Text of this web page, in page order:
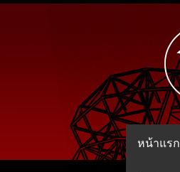
หน้าแรก